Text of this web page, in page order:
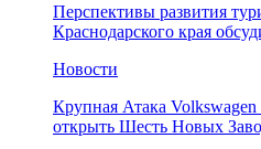
Перспективы развития
Краснодарского края
Новости
Крупная Атака
открыть Шесть Новых